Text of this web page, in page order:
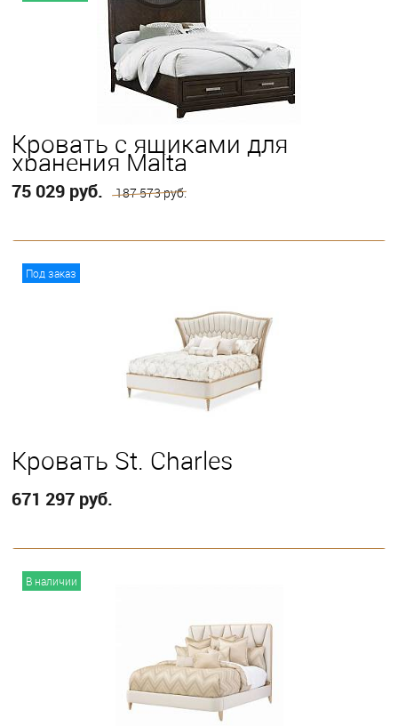
Выберите
Queen Twin
Кровать с ящиками для
хранения Malta
75 029 руб. 187 573 руб.
Под заказ
Кровать St. Charles
671 297 руб.
В наличии